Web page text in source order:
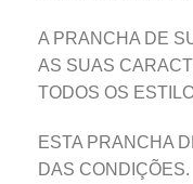
A PRANCHA DE
AS SUAS
TODOS OS
ESTA PRANCHA
DAS CONDIÇÕES.